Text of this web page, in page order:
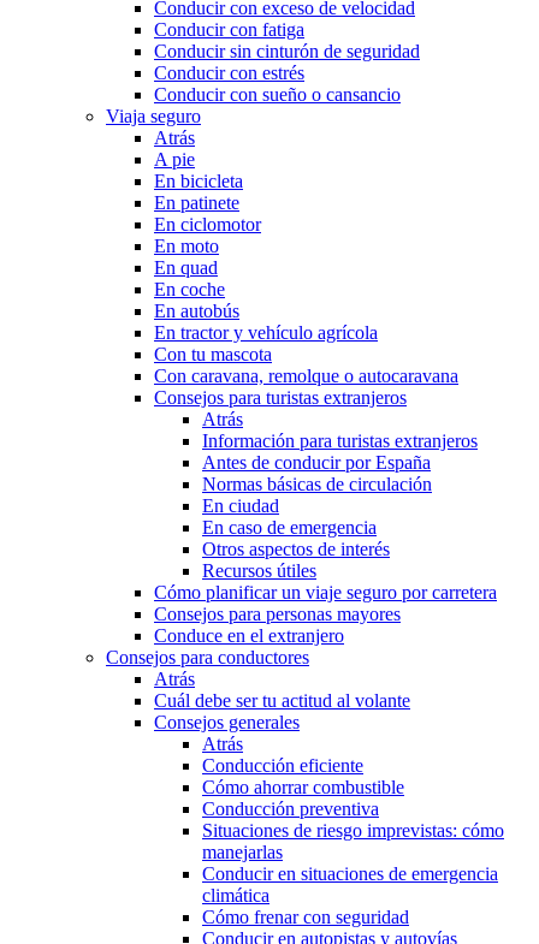
Conducir con exceso de velocidad
Conducir con fatiga
Conducir sin cinturón de seguridad
Conducir con estrés
Conducir con sueño o cansancio
Viaja seguro
Atrás
A pie
En bicicleta
En patinete
En ciclomotor
En moto
En quad
En coche
En autobús
En tractor y vehículo agrícola
Con tu mascota
Con caravana, remolque o autocaravana
Consejos para turistas extranjeros
Atrás
Información para turistas extranjeros
Antes de conducir por España
Normas básicas de circulación
En ciudad
En caso de emergencia
Otros aspectos de interés
Recursos útiles
Cómo planificar un viaje seguro por carretera
Consejos para personas mayores
Conduce en el extranjero
Consejos para conductores
Atrás
Cuál debe ser tu actitud al volante
Consejos generales
Atrás
Conducción eficiente
Cómo ahorrar combustible
Conducción preventiva
Situaciones de riesgo imprevistas: cómo
manejarlas
Conducir en situaciones de emergencia
climática
Cómo frenar con seguridad
Conducir en autopistas y autovías